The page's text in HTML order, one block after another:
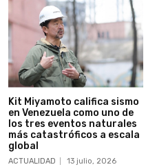
Kit Miyamoto califica sismo
en Venezuela como uno de
los tres eventos naturales
más catastróficos a escala
global
ACTUALIDAD 13 julio, 2026